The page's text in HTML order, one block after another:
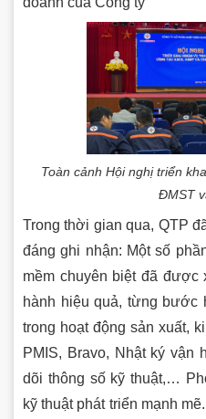
Toàn cảnh Hội nghị triển
ĐMST
Trong thời gian qua, QTP
đáng ghi nhận: Một số
mềm chuyên biệt đã được
hành hiệu quả, từng bước
trong hoạt động sản xuất,
PMIS, Bravo, Nhật ký vận
dõi thông số kỹ thuật,…
kỹ thuật phát triển mạnh